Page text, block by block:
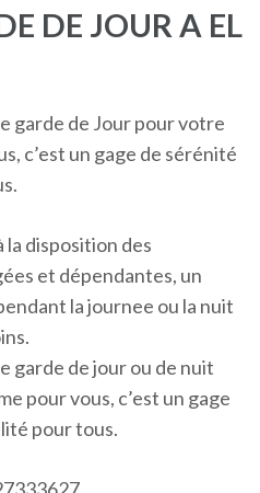
DE JOUR A EL
garde de Jour pour votre
c’est un gage de sérénité
disposition des
et dépendantes, un
la journee ou la nuit
garde de jour ou de nuit
pour vous, c’est un gage
pour tous.